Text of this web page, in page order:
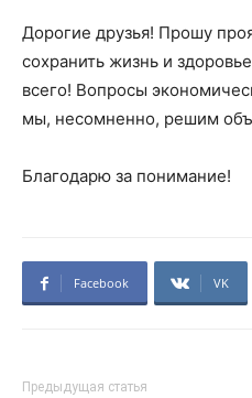
Дорогие друзья! Прошу
сохранить жизнь и
всего! Вопросы
мы, несомненно, решим
Благодарю за понимание!
Facebook VK
Предыдущая статья